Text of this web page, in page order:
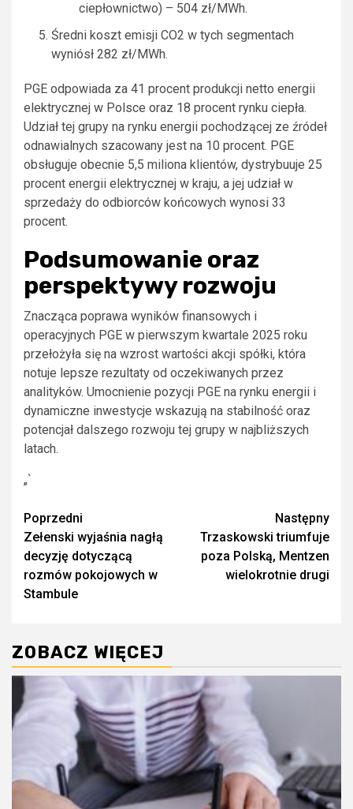
ciepłownictwo) – 504 zł/MWh.
Średni koszt emisji CO2 w tych segmentach
wyniósł 282 zł/MWh.
PGE odpowiada za 41 procent produkcji netto energii
elektrycznej w Polsce oraz 18 procent rynku ciepła.
Udział tej grupy na rynku energii pochodzącej ze źródeł
odnawialnych szacowany jest na 10 procent. PGE
obsługuje obecnie 5,5 miliona klientów, dystrybuuje 25
procent energii elektrycznej w kraju, a jej udział w
sprzedaży do odbiorców końcowych wynosi 33
procent.
Podsumowanie oraz
perspektywy rozwoju
Znacząca poprawa wyników finansowych i
operacyjnych PGE w pierwszym kwartale 2025 roku
przełożyła się na wzrost wartości akcji spółki, która
notuje lepsze rezultaty od oczekiwanych przez
analityków. Umocnienie pozycji PGE na rynku energii i
dynamiczne inwestycje wskazują na stabilność oraz
potencjał dalszego rozwoju tej grupy w najbliższych
latach.
„`
Zobacz
wpisy
Poprzedni
Zełenski wyjaśnia nagłą
decyzję dotyczącą
rozmów pokojowych w
Stambule
Następny
Trzaskowski triumfuje
poza Polską, Mentzen
wielokrotnie drugi
ZOBACZ WIĘCEJ